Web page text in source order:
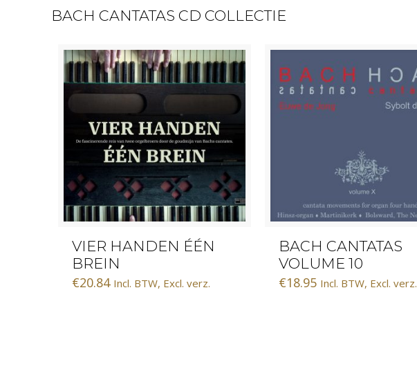
BACH CANTATAS CD COLLECTIE
VIER HANDEN ÉÉN
BREIN
€20.84 Incl. BTW, Excl. verz.
BACH CANTATAS
VOLUME 10
€18.95 Incl. BTW, Excl. verz.